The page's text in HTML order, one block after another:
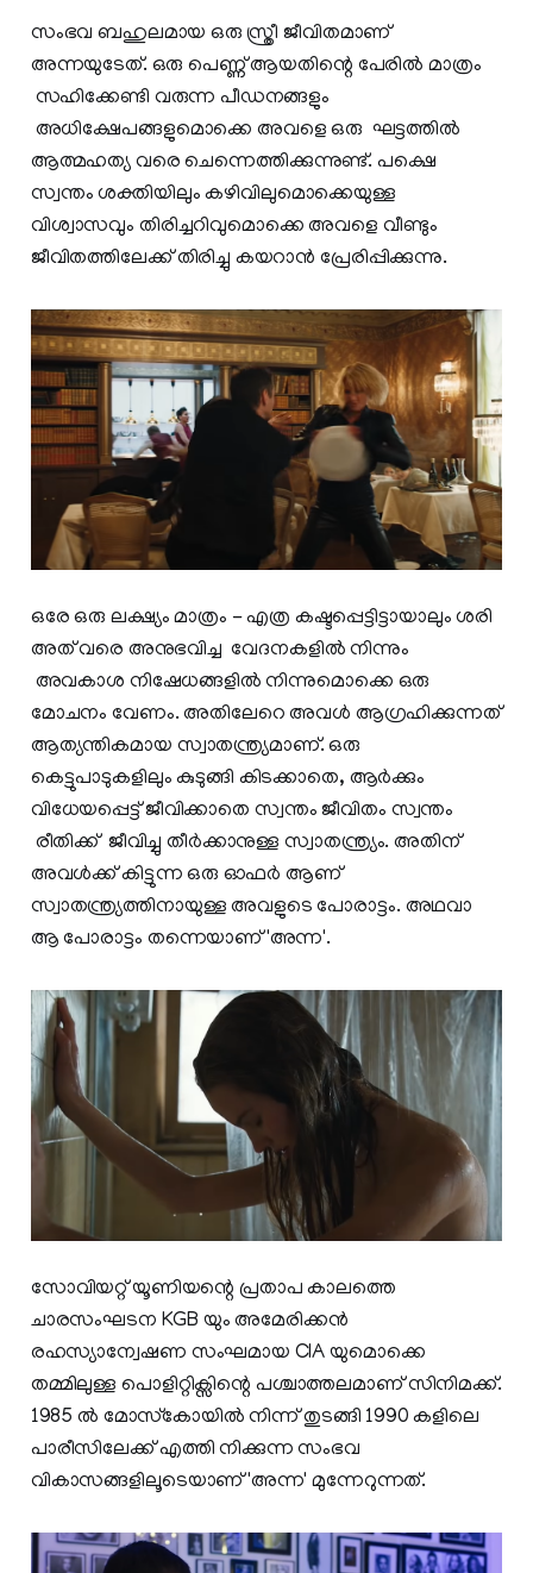
സംഭവ ബഹുലമായ ഒരു സ്ത്രീ ജീവിതമാണ്
അന്നയുടേത്. ഒരു പെണ്ണ് ആയതിന്റെ പേരിൽ മാത്രം
സഹിക്കേണ്ടി വരുന്ന പീഡനങ്ങളും
അധിക്ഷേപങ്ങളുമൊക്കെ അവളെ ഒരു ഘട്ടത്തിൽ
ആത്മഹത്യ വരെ ചെന്നെത്തിക്കുന്നുണ്ട്. പക്ഷെ
സ്വന്തം ശക്തിയിലും കഴിവിലുമൊക്കെയുള്ള
വിശ്വാസവും തിരിച്ചറിവുമൊക്കെ അവളെ വീണ്ടും
ജീവിതത്തിലേക്ക് തിരിച്ചു കയറാൻ പ്രേരിപ്പിക്കുന്നു.
ഒരേ ഒരു ലക്ഷ്യം മാത്രം - എത്ര കഷ്ടപ്പെട്ടിട്ടായാലും ശരി
അത് വരെ അനുഭവിച്ച വേദനകളിൽ നിന്നും
അവകാശ നിഷേധങ്ങളിൽ നിന്നുമൊക്കെ ഒരു
മോചനം വേണം. അതിലേറെ അവൾ ആഗ്രഹിക്കുന്നത്
ആത്യന്തികമായ സ്വാതന്ത്ര്യമാണ്. ഒരു
കെട്ടുപാടുകളിലും കുടുങ്ങി കിടക്കാതെ, ആർക്കും
വിധേയപ്പെട്ട് ജീവിക്കാതെ സ്വന്തം ജീവിതം സ്വന്തം
രീതിക്ക് ജീവിച്ചു തീർക്കാനുള്ള സ്വാതന്ത്ര്യം. അതിന്
അവൾക്ക് കിട്ടുന്ന ഒരു ഓഫർ ആണ്
സ്വാതന്ത്ര്യത്തിനായുള്ള അവളുടെ പോരാട്ടം. അഥവാ
ആ പോരാട്ടം തന്നെയാണ് 'അന്ന'.
സോവിയറ്റ് യൂണിയന്റെ പ്രതാപ കാലത്തെ
ചാരസംഘടന KGB യും അമേരിക്കൻ
രഹസ്യാന്വേഷണ സംഘമായ CIA യുമൊക്കെ
തമ്മിലുള്ള പൊളിറ്റിക്സിന്റെ പശ്ചാത്തലമാണ് സിനിമക്ക്.
1985 ൽ മോസ്‌കോയിൽ നിന്ന് തുടങ്ങി 1990 കളിലെ
പാരീസിലേക്ക് എത്തി നിക്കുന്ന സംഭവ
വികാസങ്ങളിലൂടെയാണ് 'അന്ന' മുന്നേറുന്നത്.